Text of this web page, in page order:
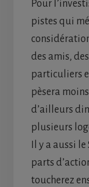
Pour
pistes qui
des amis,
particuliers
pèsera
d’ailleurs
plusieurs
Il y a aussi
parts
toucherez